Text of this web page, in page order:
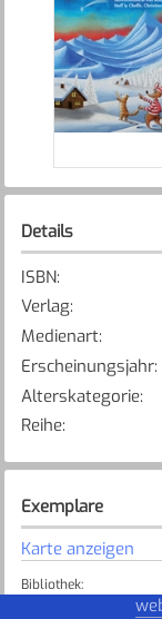
Details
ISBN:
Verlag:
Medienart:
Erscheinungsjahr:
Alterskategorie:
Reihe:
Exemplare
Karte anzeigen
Bibliothek: